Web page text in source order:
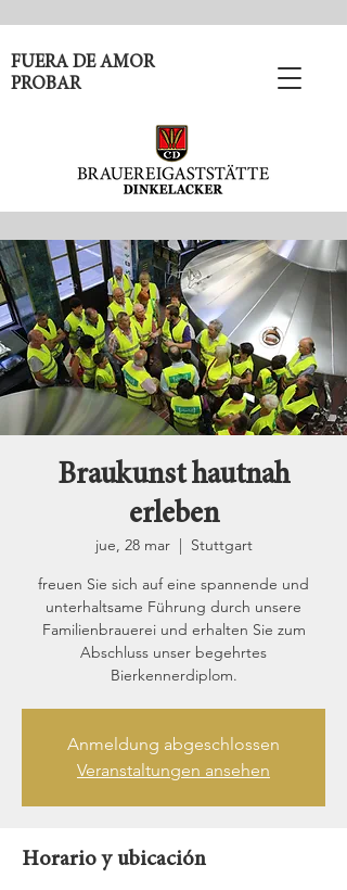
FUERA DE AMOR
PROBAR
Braukunst hautnah
erleben
jue, 28 mar
  |
Stuttgart
freuen Sie sich auf eine spannende und
unterhaltsame Führung durch unsere
Familienbrauerei und erhalten Sie zum
Abschluss unser begehrtes
Bierkennerdiplom.
Anmeldung abgeschlossen
Veranstaltungen ansehen
Horario y ubicación